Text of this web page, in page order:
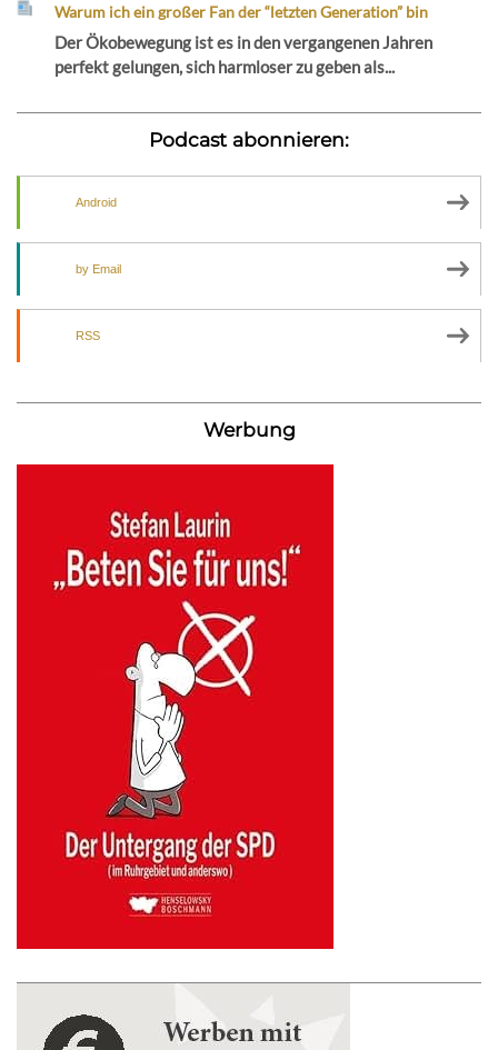
Warum ich ein großer Fan der “letzten Generation” bin
Der Ökobewegung ist es in den vergangenen Jahren
perfekt gelungen, sich harmloser zu geben als...
Podcast abonnieren:
Android
by Email
RSS
Werbung